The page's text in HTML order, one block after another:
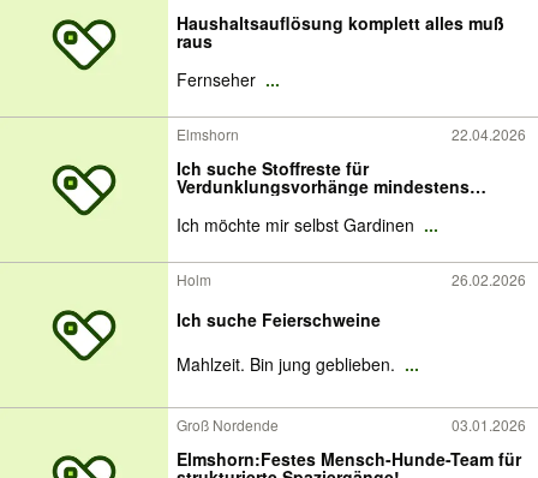
Haushaltsauflösung komplett alles muß
raus
Fernseher ...
Elmshorn 22.04.2026
Ich suche Stoffreste für
Verdunklungsvorhänge mindestens
Ich möchte mir selbst Gardinen ...
Holm 26.02.2026
Ich suche Feierschweine
Mahlzeit. Bin jung geblieben. ...
Groß Nordende 03.01.2026
Elmshorn:Festes Mensch-Hunde-Team für